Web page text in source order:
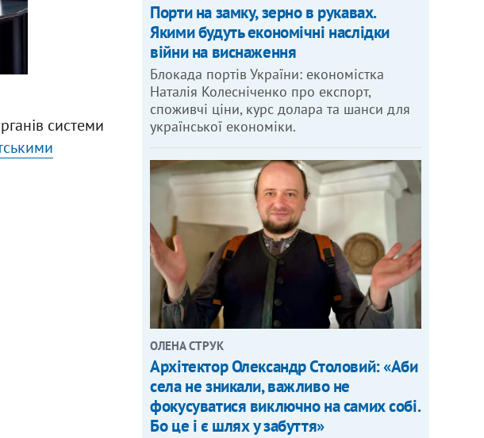
системи
Порти на замку, зерно в рукавах.
Якими будуть економічні наслідки
війни на виснаження
Блокада портів України: економістка
Наталія Колесніченко про експорт,
споживчі ціни, курс долара та шанси для
української економіки.
ОЛЕНА СТРУК
Архітектор Олександр Столовий: «Аби
села не зникали, важливо не
фокусуватися виключно на самих собі.
Бо це і є шлях у забуття»